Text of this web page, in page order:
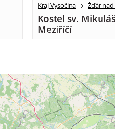
Kraj Vysočina Žďár nad
Kostel sv.
Meziříčí